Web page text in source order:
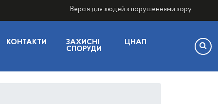
Версія для людей з порушеннями зору
КОНТАКТИ
ЗАХИСНІ
СПОРУДИ
ЦНАП